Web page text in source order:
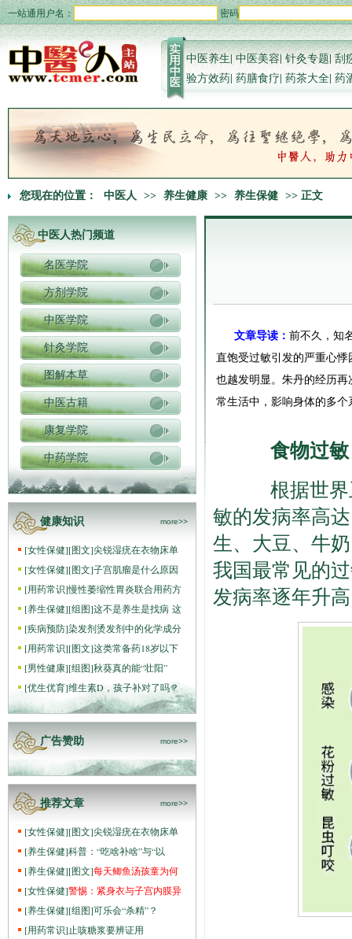
一站通用户名： 密码
中医养生|中医美容|针灸专题|刮
验方效药| 药膳食疗| 药茶大全| 药
您现在的位置： 中医人 >> 养生健康 >> 养生保健 >> 正文
中医人热门频道
名医学院
方剂学院
中医学院
针灸学院
图解本草
中医古籍
康复学院
中药学院
健康知识 more>>
[女性保健][图文]尖锐湿疣在衣物床单
[女性保健][图文]子宫肌瘤是什么原因
[用药常识]慢性萎缩性胃炎联合用药方
[养生保健][组图]这不是养生是找病 这
[疾病预防]染发剂烫发剂中的化学成分
[用药常识][图文]这类常备药18岁以下
[男性健康][组图]秋葵真的能“壮阳”
[优生优育]维生素D，孩子补对了吗？
广告赞助 more>>
推荐文章 more>>
[女性保健][图文]尖锐湿疣在衣物床单
[养生保健]科普：“吃啥补啥”与“以
[养生保健][图文]每天鲫鱼汤孩童为何
[女性保健]警惕：紧身衣与子宫内膜异
[养生保健][组图]可乐会“杀精”？
[用药常识]止咳糖浆要辨证用
文章导读： 前不久，知
直饱受过敏引发的严重心
也越发明显。朱丹的经历
常生活中，影响身体的多个
食物过敏
根据世界
敏的发病率高
生、大豆、牛
我国最常见的
发病率逐年升